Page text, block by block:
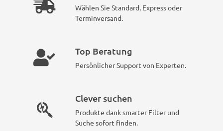
Wählen Sie Standard, Express oder
Terminversand.
Top Beratung
Persönlicher Support von Experten.
Clever suchen
Produkte dank smarter Filter und
Suche sofort finden.